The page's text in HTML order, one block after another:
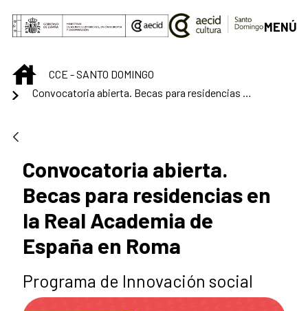
Saut au contenu principal
MENÚ
INICIOCCE - SANTO DOMINGO
Convocatoria abierta. Becas para residencias en la Real Academia de España en Roma
Convocatoria abierta.
Becas para residencias en
la Real Academia de
España en Roma
Programa de Innovación social